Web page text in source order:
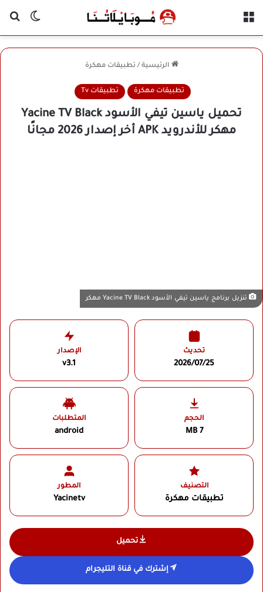
الوضع
الرئيسية / تطبيقات مهكرة
تطبيقات مهكرة تطبيقات Tv
تحميل ياسين تيفي الأسود Yacine TV Black
مهكر للأندرويد APK أخر إصدار 2026 مجانًا
تنزيل برنامج ياسين تيفي الأسود Yacine TV Black مهكر
تحديث
2026/07/25
الإصدار
v3.1
الحجم
7 MB
المتطلبات
android
التصنيف
تطبيقات مهكرة
المطور
Yacinetv
تحميل
إشترك في قناة التليجرام